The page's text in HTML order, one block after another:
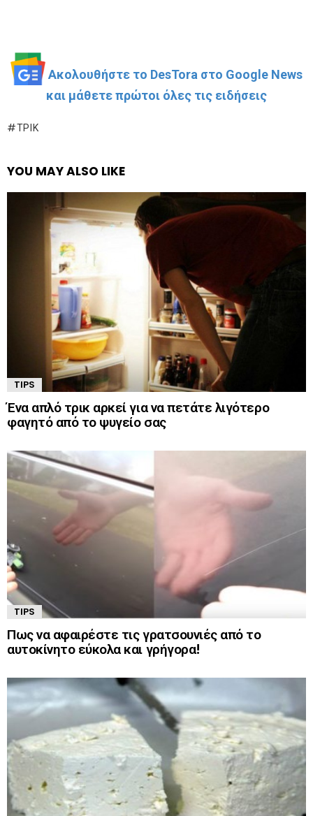
Ακολουθήστε το DesTora στο Google News
και μάθετε πρώτοι όλες τις ειδήσεις
ΤΡΊΚ
YOU MAY ALSO LIKE
TIPS
Ένα απλό τρικ αρκεί για να πετάτε λιγότερο
φαγητό από το ψυγείο σας
TIPS
Πως να αφαιρέστε τις γρατσουνιές από το
αυτοκίνητο εύκολα και γρήγορα!